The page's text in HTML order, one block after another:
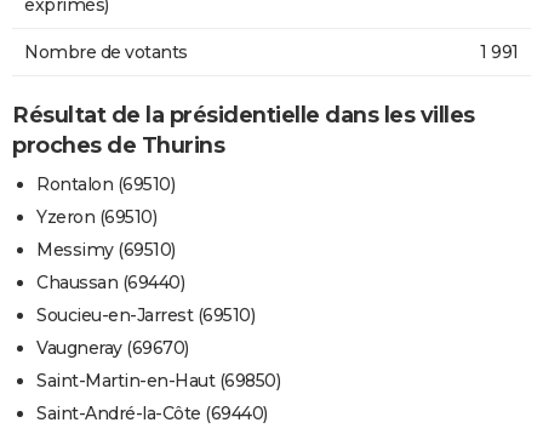
exprimés)
Nombre de votants 1 991
Résultat de la présidentielle dans les villes
proches de Thurins
Rontalon (69510)
Yzeron (69510)
Messimy (69510)
Chaussan (69440)
Soucieu-en-Jarrest (69510)
Vaugneray (69670)
Saint-Martin-en-Haut (69850)
Saint-André-la-Côte (69440)